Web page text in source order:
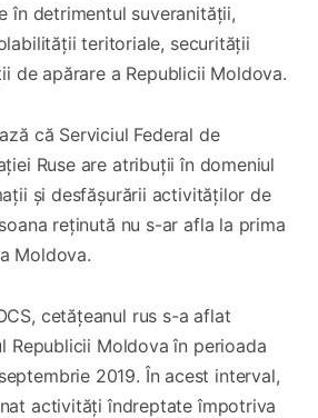
în detrimentul suveranității,
teritoriale, securității
de apărare a Republicii Moldova.
că Serviciul Federal de
Ruse are atribuții în domeniul
și desfășurării activităților de
reținută nu s-ar afla la prima
Moldova.
cetățeanul rus s-a aflat
Republicii Moldova în perioada
2019. În acest interval,
activități îndreptate împotriva